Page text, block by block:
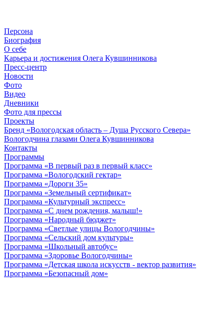
Персона
Биография
О себе
Карьера и достижения Олега Кувшинникова
Пресс-центр
Новости
Фото
Видео
Дневники
Фото для прессы
Проекты
Бренд «Вологодская область – Душа Русского Севера»
Вологодчина глазами Олега Кувшинникова
Контакты
Программы
Программа «В первый раз в первый класс»
Программа «Вологодский гектар»
Программа «Дороги 35»
Программа «Земельный сертификат»
Программа «Культурный экспресс»
Программа «С днем рождения, малыш!»
Программа «Народный бюджет»
Программа «Светлые улицы Вологодчины»
Программа «Сельский дом культуры»
Программа «Школьный автобус»
Программа «Здоровье Вологодчины»
Программа «Детская школа искусств - вектор развития»
Программа «Безопасный дом»